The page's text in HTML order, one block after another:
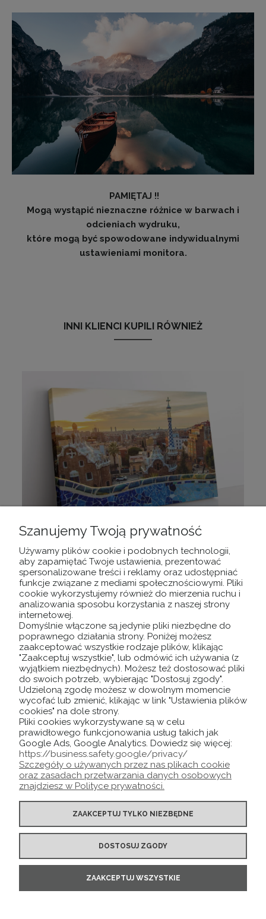
PAMIĘTAJ !!
Mogą wystąpić nieznaczne różnice w barwach i
odcieniach wydruku,
które mogą być spowodowane indywidualnymi
ustawieniami monitora.
INNI KLIENCI KUPILI RÓWNIEŻ
OBRAZ NA PŁÓTNIE Barcelona, park güell
45,00 zł
DO KOSZYKA
POMOC
MOJE KONTO
O NAS
Szanujemy Twoją prywatność
Używamy plików cookie i podobnych technologii,
aby zapamiętać Twoje ustawienia, prezentować
spersonalizowane treści i reklamy oraz udostępniać
funkcje związane z mediami społecznościowymi. Pliki
cookie wykorzystujemy również do mierzenia ruchu i
analizowania sposobu korzystania z naszej strony
internetowej.
Domyślnie włączone są jedynie pliki niezbędne do
poprawnego działania strony. Poniżej możesz
zaakceptować wszystkie rodzaje plików, klikając
"Zaakceptuj wszystkie", lub odmówić ich używania (z
wyjątkiem niezbędnych). Możesz też dostosować pliki
do swoich potrzeb, wybierając "Dostosuj zgody".
Udzieloną zgodę możesz w dowolnym momencie
wycofać lub zmienić, klikając w link "Ustawienia plików
cookies" na dole strony.
Pliki cookies wykorzystywane są w celu
prawidłowego funkcjonowania usług takich jak
Google Ads, Google Analytics. Dowiedz się więcej:
https://business.safety.google/privacy/
Szczegóły o używanych przez nas plikach cookie
oraz zasadach przetwarzania danych osobowych
znajdziesz w Polityce prywatności.
ZAAKCEPTUJ TYLKO NIEZBĘDNE
DOSTOSUJ ZGODY
ZAAKCEPTUJ WSZYSTKIE